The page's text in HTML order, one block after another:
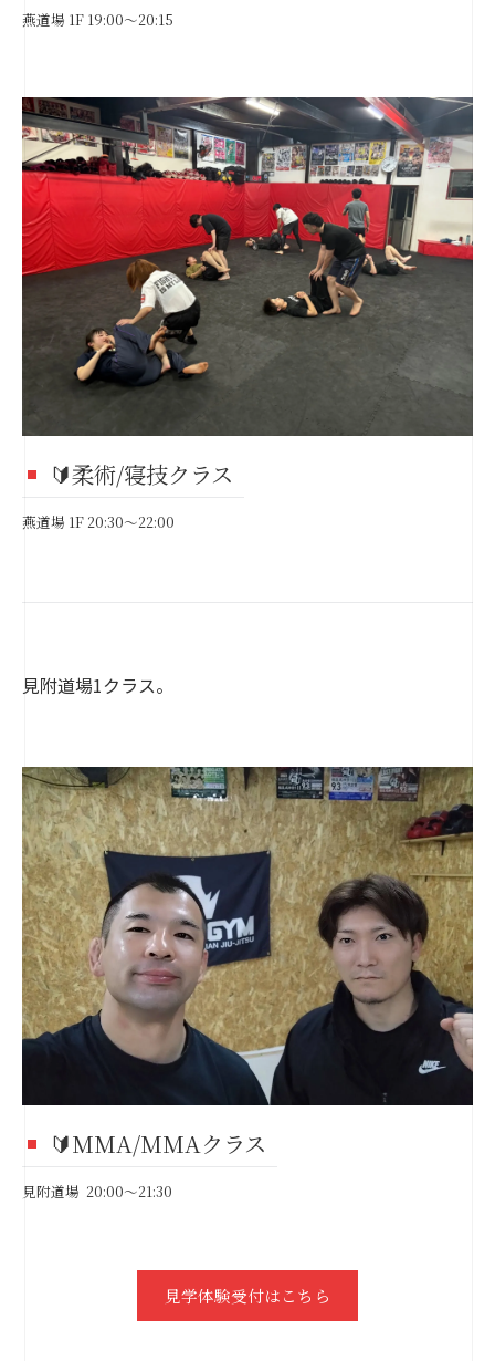
燕道場 1F 19:00～20:15
🔰柔術/寝技クラス
燕道場 1F 20:30～22:00
見附道場1クラス。
🔰MMA/MMAクラス
見附道場 20:00～21:30
見学体験受付はこちら